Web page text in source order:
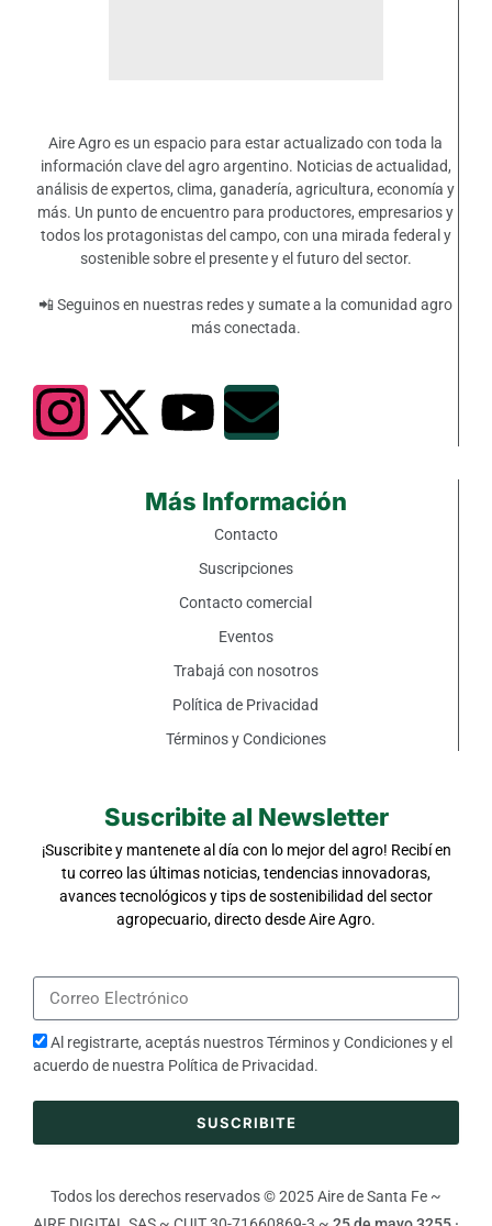
Aire Agro es un espacio para estar actualizado con toda la
información clave del agro argentino. Noticias de actualidad,
análisis de expertos, clima, ganadería, agricultura, economía y
más. Un punto de encuentro para productores, empresarios y
todos los protagonistas del campo, con una mirada federal y
sostenible sobre el presente y el futuro del sector.
📲 Seguinos en nuestras redes y sumate a la comunidad agro
más conectada.
Más Información
Contacto
Suscripciones
Contacto comercial
Eventos
Trabajá con nosotros
Política de Privacidad
Términos y Condiciones
Suscribite al Newsletter
¡Suscribite y mantenete al día con lo mejor del agro! Recibí en
tu correo las últimas noticias, tendencias innovadoras,
avances tecnológicos y tips de sostenibilidad del sector
agropecuario, directo desde Aire Agro.
Al registrarte, aceptás nuestrosTérminos y Condicionesy el
acuerdo de nuestra Política de Privacidad.
SUSCRIBITE
Todos los derechos reservados © 2025 Aire de Santa Fe ~